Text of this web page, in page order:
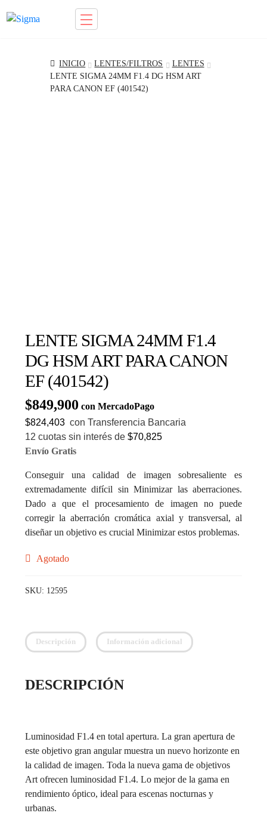
Saltar
INICIO LENTES/FILTROS
LENTES
LENTE SIGMA 24MM F1.4 DG HSM ART
PARA CANON EF (401542)
LENTE SIGMA 24MM F1.4
DG HSM ART PARA CANON
EF (401542)
$849,900 con MercadoPago
$824,403 con Transferencia Bancaria
12 cuotas sin interés de $70,825
Envío Gratis
Conseguir una calidad de imagen sobresaliente es
extremadamente difícil sin Minimizar las aberraciones.
Dado a que el procesamiento de imagen no puede
corregir la aberración cromática axial y transversal, al
diseñar un objetivo es crucial Minimizar estos problemas.
Agotado
SKU: 12595
Descripción Información adicional
DESCRIPCIÓN
Luminosidad F1.4 en total apertura. La gran apertura de
este objetivo gran angular muestra un nuevo horizonte en
la calidad de imagen. Toda la nueva gama de objetivos
Art ofrecen luminosidad F1.4. Lo mejor de la gama en
rendimiento óptico, ideal para escenas nocturnas y
urbanas.